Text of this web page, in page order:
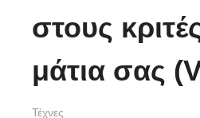
Τέτοιο
έχετε
στους
μάτια σας
Τέχνες